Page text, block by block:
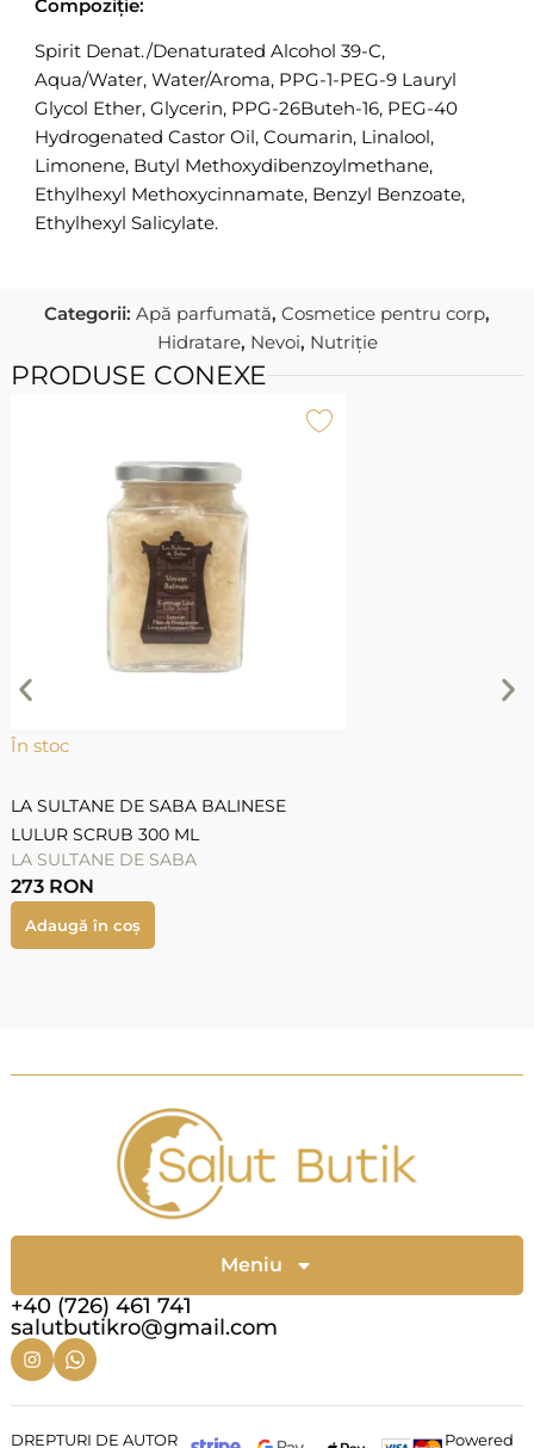
Compoziție:
Spirit Denat./Denaturated Alcohol 39-C,
Aqua/Water, Water/Aroma, PPG-1-PEG-9 Lauryl
Glycol Ether, Glycerin, PPG-26Buteh-16, PEG-40
Hydrogenated Castor Oil, Coumarin, Linalool,
Limonene, Butyl Methoxydibenzoylmethane,
Ethylhexyl Methoxycinnamate, Benzyl Benzoate,
Ethylhexyl Salicylate.
Categorii: Apă parfumată, Cosmetice pentru corp,
Hidratare, Nevoi, Nutriție
PRODUSE CONEXE
În stoc
LA SULTANE DE SABA BALINESE
LULUR SCRUB 300 ML
LA SULTANE DE SABA
273 RON
Adaugă în coș
+40 (726) 461 741
salutbutikro@gmail.com
Meniu
DREPTURI DE AUTOR Powered